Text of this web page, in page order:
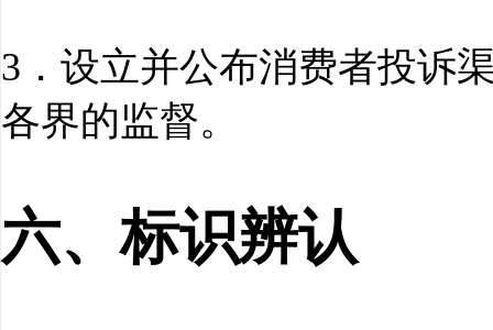
3．设立并公布消费者投诉
各界的监督。
六、标识辨认